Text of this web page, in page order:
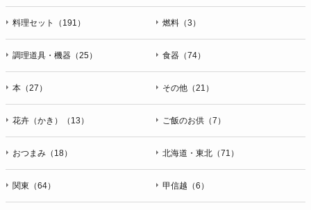
料理セット（191） 燃料（3）
調理道具・機器（25） 食器（74）
本（27） その他（21）
花卉（かき）（13） ご飯のお供（7）
おつまみ（18） 北海道・東北（71）
関東（64） 甲信越（6）